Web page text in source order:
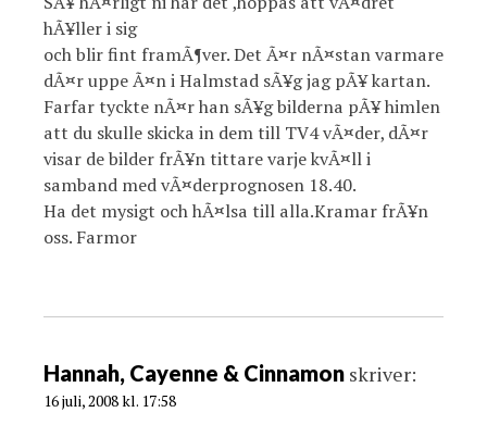
hÃ¥ller i sig
och blir fint framÃ¶ver. Det Ã¤r nÃ¤stan varmare
dÃ¤r uppe Ã¤n i Halmstad sÃ¥g jag pÃ¥ kartan.
Farfar tyckte nÃ¤r han sÃ¥g bilderna pÃ¥ himlen
att du skulle skicka in dem till TV4 vÃ¤der, dÃ¤r
visar de bilder frÃ¥n tittare varje kvÃ¤ll i
samband med vÃ¤derprognosen 18.40.
Ha det mysigt och hÃ¤lsa till alla.Kramar frÃ¥n
oss. Farmor
Hannah, Cayenne & Cinnamon skriver:
16 juli, 2008 kl. 17:58